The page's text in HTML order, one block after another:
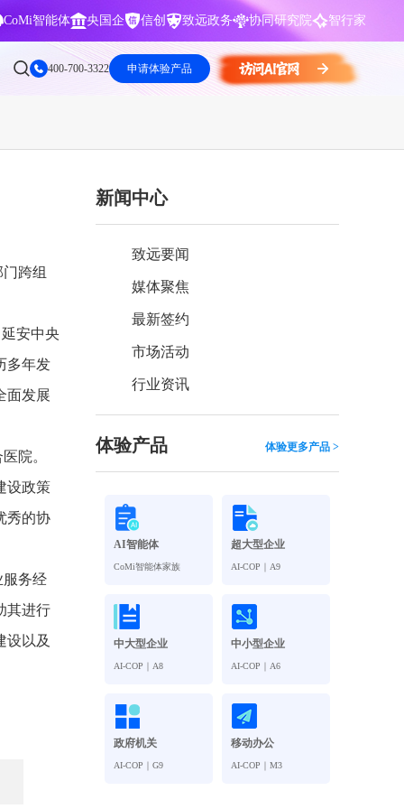
CoMi智能体 央国企 信创 致远政务 协同研究院 智行家
Agent驱动，千人千面，高效办公
让数字资产为企业运营管理决策提供
构建一体化协同运营管理平台
管理
智能风控合规
穿透式智能合同
控 企业人力穿透合规管控
400-700-3322 申请体验产品
新闻中心
致远要闻
媒体聚焦
最新签约
市场活动
行业资讯
体验产品 体验更多产品 >
AI智能体
CoMi智能体家族
超大型企业
AI-COP｜A9
中大型企业
AI-COP｜A8
中小型企业
AI-COP｜A6
政府机关
AI-COP｜G9
移动办公
AI-COP｜M3
跨组
安中央
多年发
面发展
院。
设政策
秀的协
服务经
其进行
设以及